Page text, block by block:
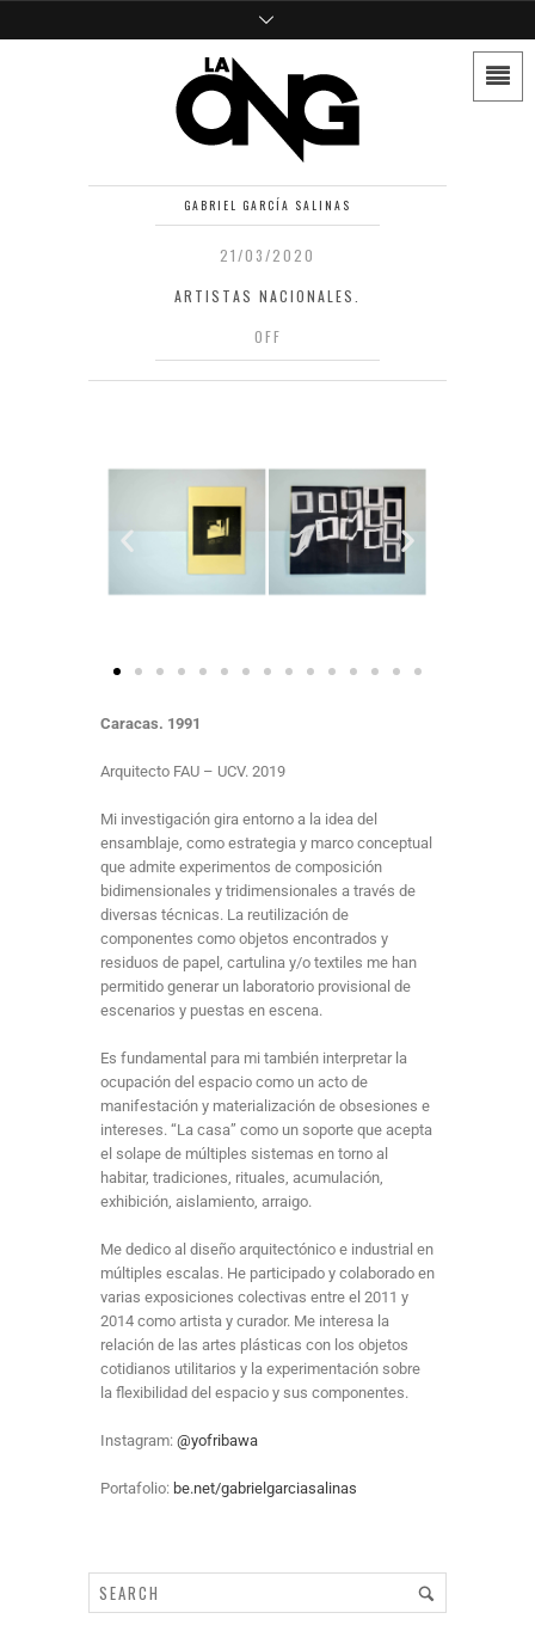
GABRIEL GARCÍA SALINAS
21/03/2020
ARTISTAS NACIONALES.
OFF
Caracas. 1991
Arquitecto FAU – UCV. 2019
Mi investigación gira entorno a la idea del
ensamblaje, como estrategia y marco conceptual
que admite experimentos de composición
bidimensionales y tridimensionales a través de
diversas técnicas. La reutilización de
componentes como objetos encontrados y
residuos de papel, cartulina y/o textiles me han
permitido generar un laboratorio provisional de
escenarios y puestas en escena.
Es fundamental para mi también interpretar la
ocupación del espacio como un acto de
manifestación y materialización de obsesiones e
intereses. “La casa” como un soporte que acepta
el solape de múltiples sistemas en torno al
habitar, tradiciones, rituales, acumulación,
exhibición, aislamiento, arraigo.
Me dedico al diseño arquitectónico e industrial en
múltiples escalas. He participado y colaborado en
varias exposiciones colectivas entre el 2011 y
2014 como artista y curador. Me interesa la
relación de las artes plásticas con los objetos
cotidianos utilitarios y la experimentación sobre
la flexibilidad del espacio y sus componentes.
Instagram: @yofribawa
Portafolio: be.net/gabrielgarciasalinas